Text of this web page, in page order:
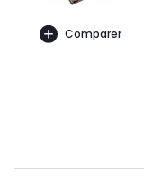
Comparer